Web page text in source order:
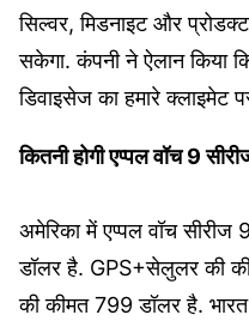
सिल्वर, मिडनाइट और
सकेगा. कंपनी ने ऐलान किया
डिवाइसेज का हमारे क्लाइमेट
कितनी होगी एप्पल वॉच 9
अमेरिका में एप्पल वॉच
डॉलर है. GPS+सेलुलर की
की कीमत 799 डॉलर है.